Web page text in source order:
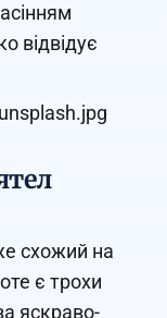
відвідує
схожий на
є трохи
яскраво-